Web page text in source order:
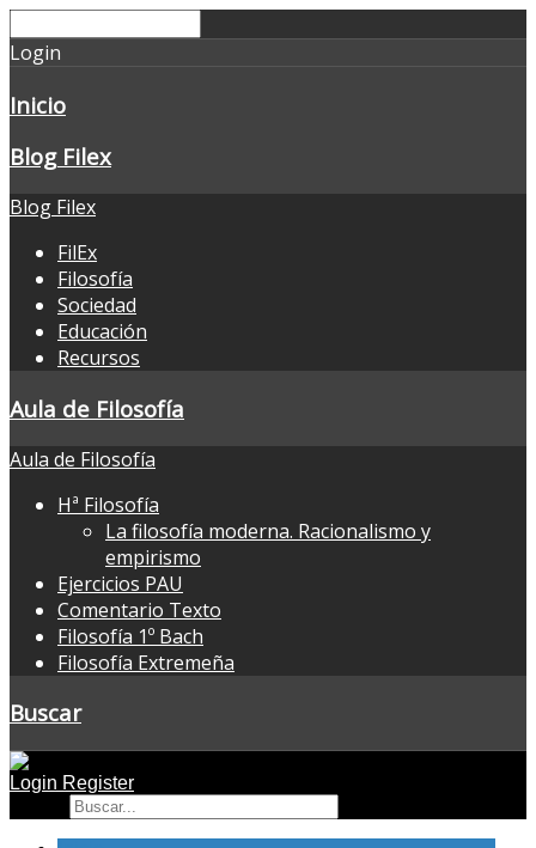
Login
Inicio
Blog Filex
Blog Filex
FilEx
Filosofía
Sociedad
Educación
Recursos
Aula de Filosofía
Aula de Filosofía
Hª Filosofía
La filosofía moderna. Racionalismo y
empirismo
Ejercicios PAU
Comentario Texto
Filosofía 1º Bach
Filosofía Extremeña
Buscar
Login Register